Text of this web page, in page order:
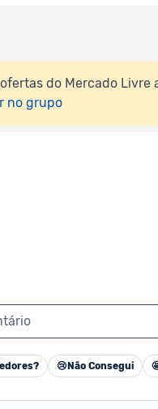
do Mercado Livre
no grupo
😢 Não Consegui